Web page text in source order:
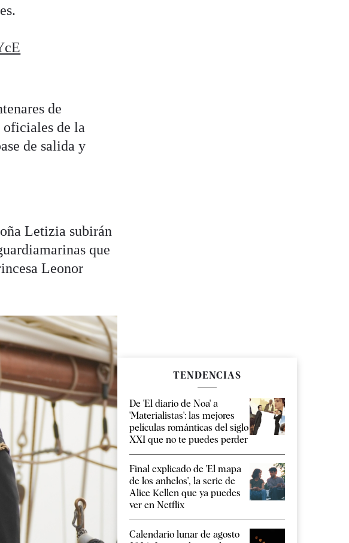
de
oficiales de la
de salida y
Letizia subirán
que
Leonor
TENDENCIAS
De 'El diario de Noa' a
'Materialistas': las mejores
películas románticas del siglo
XXI que no te puedes perder
Final explicado de 'El mapa
de los anhelos', la serie de
Alice Kellen que ya puedes
ver en Netflix
Calendario lunar de agosto